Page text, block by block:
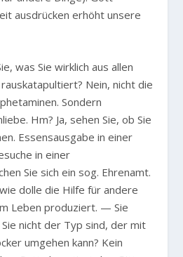
ausdrücken erhöht unsere
was Sie wirklich aus allen
Nein, nicht die
Sondern
Hm? Ja, sehen Sie, ob Sie
Essensausgabe in einer
in einer
Sie sich ein sog. Ehrenamt.
dolle die Hilfe für andere
Leben produziert. — Sie
nicht der Typ sind, der mit
umgehen kann? Kein